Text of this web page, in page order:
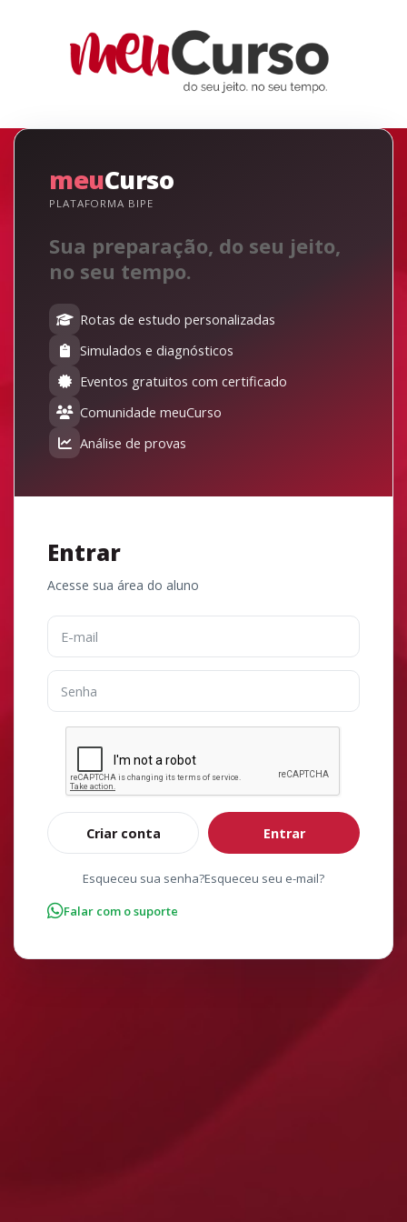
meuCurso
PLATAFORMA BIPE
Sua preparação, do seu jeito,
no seu tempo.
Rotas de estudo personalizadas
Simulados e diagnósticos
Eventos gratuitos com certificado
Comunidade meuCurso
Análise de provas
Entrar
Acesse sua área do aluno
Criar conta
Esqueceu sua senha?Esqueceu seu e-mail?
Falar com o suporte